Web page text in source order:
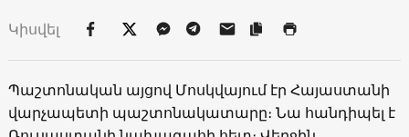
Կիսվել
Պաշտոնական այցով Մոսկվայում էր Հայաստանի
վարչապետի պաշտոնակատարը։ Նա հանդիպել է